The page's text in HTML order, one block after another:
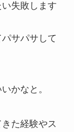
失敗します
サパサして
かなと。
た経験やス